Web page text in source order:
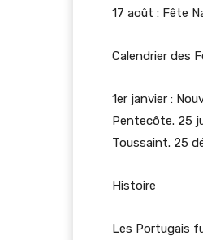
17 août : Fête
Calendrier des
1er janvier :
Pentecôte. 25
Toussaint. 25
Histoire
Les Portugais